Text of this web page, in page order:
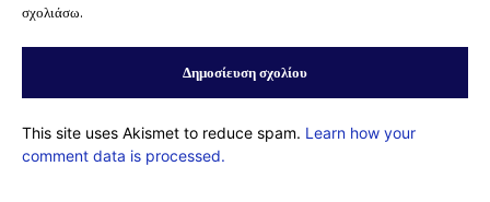
σχολιάσω.
This site uses Akismet to reduce spam. Learn how your
comment data is processed.